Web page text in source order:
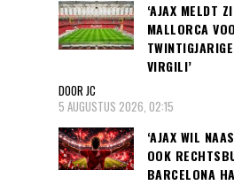
‘AJAX MELDT
MALLORCA
VIRGILI’
DOOR JC
5 AUGUSTUS 2026, 02:15
‘AJAX WIL
OOK
BARCELONA